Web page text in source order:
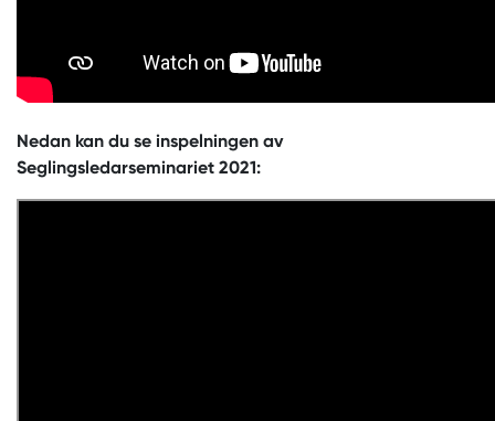
Nedan kan du se inspelningen av
Seglingsledarseminariet 2021: